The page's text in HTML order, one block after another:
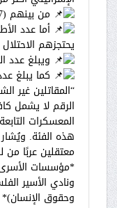
من بينهم (87) أسيرة.
يحتجزهم
ويبلغ عدد
كما يبلغ
الرقم لا يشمل
المعسكرات
هذه الفئة.
معتقلين عربًا من
*مؤسسات
ونادي الأسير
وحقوق الإنسان)*